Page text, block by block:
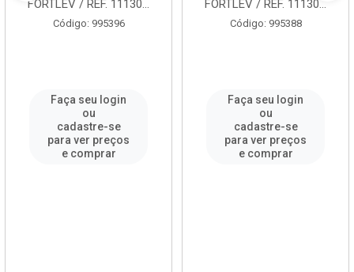
FORTLEV / REF. 11130...
Código: 995396
Faça seu login
ou
cadastre-se
para ver preços
e comprar
FORTLEV / REF. 11130...
Código: 995388
Faça seu login
ou
cadastre-se
para ver preços
e comprar